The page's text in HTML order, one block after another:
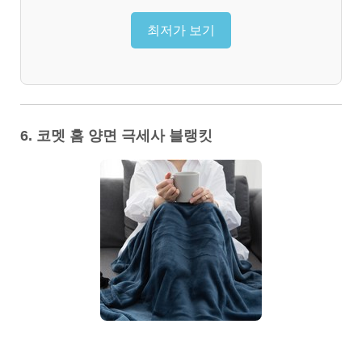
최저가 보기
6. 코멧 홈 양면 극세사 블랭킷